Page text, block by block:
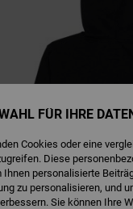
FÜR IHRE
Cookies oder eine
Diese
personalisierte
zu personalisieren, und
Sie können Ihre